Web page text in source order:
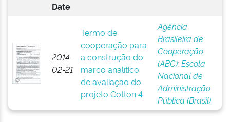
Date
2014-
02-21
Termo de
cooperação para
a construção do
marco analítico
de avaliação do
projeto Cotton 4
Agência
Brasileira de
Cooperação
(ABC);Escola
Nacional de
Administração
Pública (Brasil)